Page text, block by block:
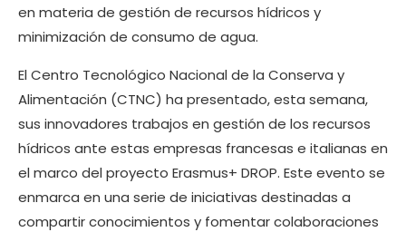
en materia de gestión de recursos hídricos y
minimización de consumo de agua.
El Centro Tecnológico Nacional de la Conserva y
Alimentación (CTNC) ha presentado, esta semana,
sus innovadores trabajos en gestión de los recursos
hídricos ante estas empresas francesas e italianas en
el marco del proyecto Erasmus+ DROP. Este evento se
enmarca en una serie de iniciativas destinadas a
compartir conocimientos y fomentar colaboraciones